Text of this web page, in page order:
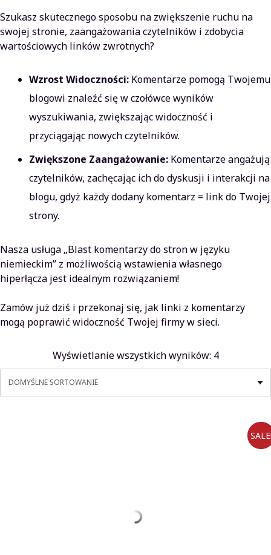
Szukasz skutecznego sposobu na zwiększenie ruchu na
swojej stronie, zaangażowania czytelników i zdobycia
wartościowych linków zwrotnych?
Wzrost Widoczności: Komentarze pomogą Twojemu
blogowi znaleźć się w czołówce wyników
wyszukiwania, zwiększając widoczność i
przyciągając nowych czytelników.
Zwiększone Zaangażowanie: Komentarze angażują
czytelników, zachęcając ich do dyskusji i interakcji na
blogu, gdyż każdy dodany komentarz = link do Twojej
strony.
Nasza usługa „Blast komentarzy do stron w języku
niemieckim” z możliwością wstawienia własnego
hiperłącza jest idealnym rozwiązaniem!
Zamów już dziś i przekonaj się, jak linki z komentarzy
mogą poprawić widoczność Twojej firmy w sieci.
Wyświetlanie wszystkich wyników: 4